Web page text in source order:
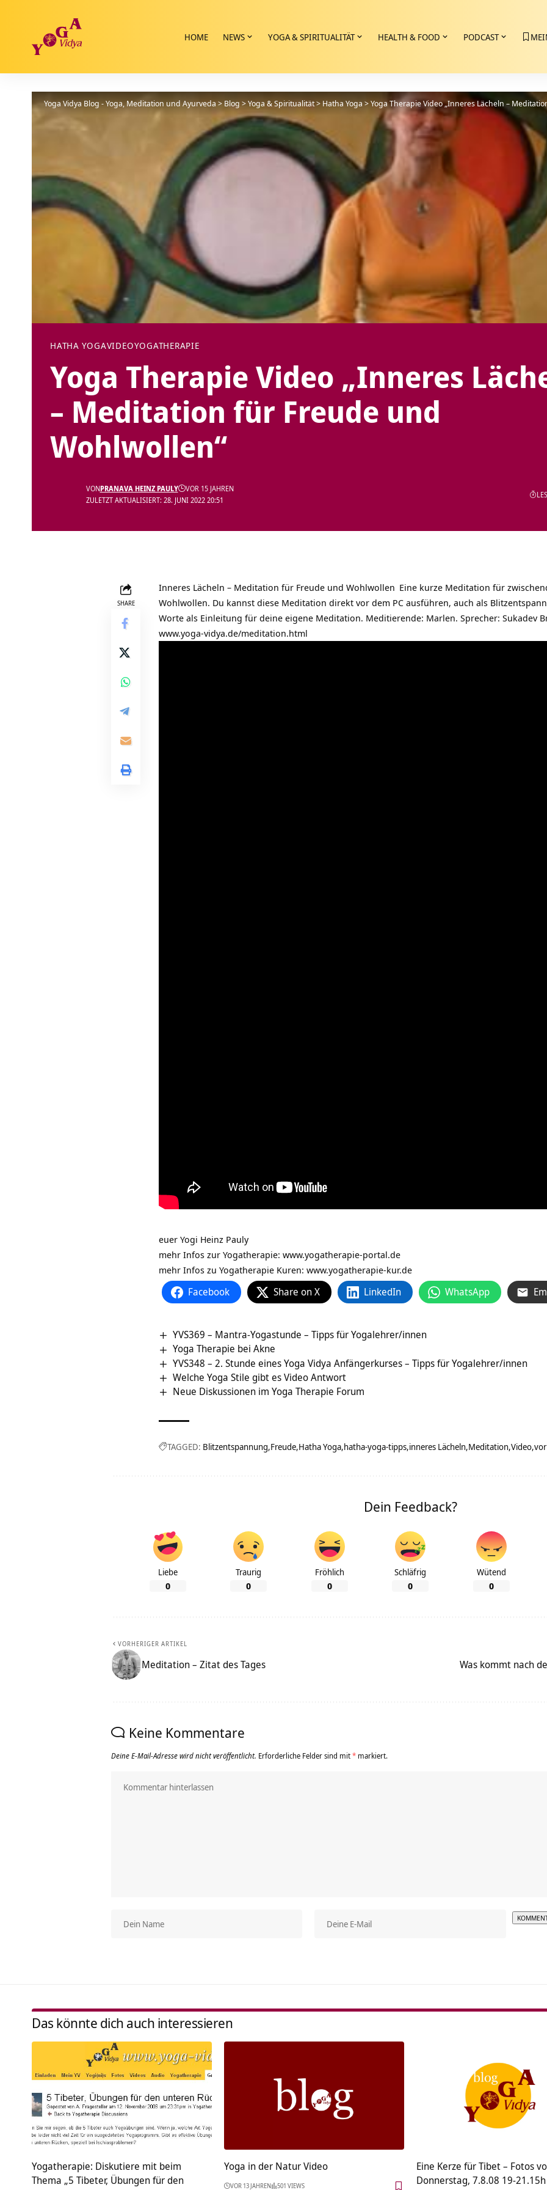
HOME NEWS YOGA & SPIRITUALITÄT HEALTH & FOOD PODCAST
Yoga Vidya Blog - Yoga, Meditation und Ayurveda>Blog>Yoga & Spiritualität> Hatha Yoga >Yoga Therapie Video „Inneres Lächeln –
HATHA YOGAVIDEOYOGATHERAPIE
Yoga Therapie Video „Inneres
– Meditation für Freude und
Wohlwollen“
ZULETZT AKTUALISIERT: 28. JUNI 2022 20:51
VONPRANAVA HEINZ PAULY VOR 15 JAHREN
SHARE
Inneres Lächeln – Meditation für Freude und Wohlwollen Eine kurze Meditation für
Wohlwollen. Du kannst diese Meditation direkt vor dem PC ausführen, auch als
Worte als Einleitung für deine eigene Meditation. Meditierende: Marlen. Sprecher: Sukadev
www.yoga-vidya.de/meditation.html
euer Yogi Heinz Pauly
mehr Infos zur Yogatherapie: www.yogatherapie-portal.de
mehr Infos zu Yogatherapie Kuren: www.yogatherapie-kur.de
Facebook Share on X LinkedIn WhatsApp
YVS369 – Mantra-Yogastunde – Tipps für Yogalehrer/innen
Yoga Therapie bei Akne
YVS348 – 2. Stunde eines Yoga Vidya Anfängerkurses – Tipps für Yogalehrer/innen
Welche Yoga Stile gibt es Video Antwort
Neue Diskussionen im Yoga Therapie Forum
TAGGED: Blitzentspannung Freude Hatha Yoga hatha-yoga-tipps inneres Lächeln Meditation Video
Dein Feedback?
Liebe
0
Traurig
0
Fröhlich
0
Schläfrig
0
Wütend
0
VORHERIGER ARTIKEL
Meditation – Zitat des Tages Was kommt nach
Keine Kommentare
Deine E-Mail-Adresse wird nicht veröffentlicht. Erforderliche Felder sind mit* markiert.
Das könnte dich auch interessieren
Yogatherapie: Diskutiere mit beim
Thema „5 Tibeter, Übungen für den
Yoga in der Natur Video
VOR 13 JAHREN 501 VIEWS
Eine Kerze für Tibet – Fotos
Donnerstag, 7.8.08 19-21.15h